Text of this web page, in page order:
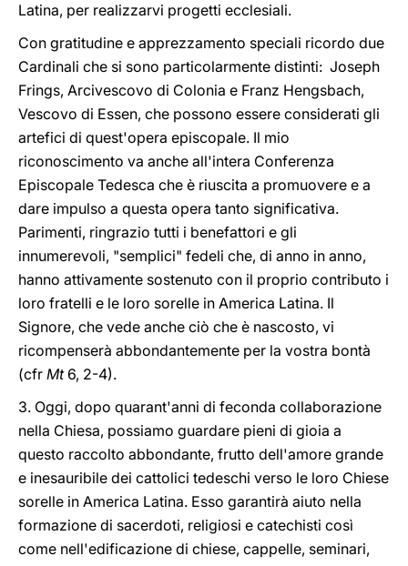
Latina, per realizzarvi progetti ecclesiali.
Con gratitudine e apprezzamento speciali ricordo due
Cardinali che si sono particolarmente distinti: Joseph
Frings, Arcivescovo di Colonia e Franz Hengsbach,
Vescovo di Essen, che possono essere considerati gli
artefici di quest'opera episcopale. Il mio
riconoscimento va anche all'intera Conferenza
Episcopale Tedesca che è riuscita a promuovere e a
dare impulso a questa opera tanto significativa.
Parimenti, ringrazio tutti i benefattori e gli
innumerevoli, "semplici" fedeli che, di anno in anno,
hanno attivamente sostenuto con il proprio contributo i
loro fratelli e le loro sorelle in America Latina. Il
Signore, che vede anche ciò che è nascosto, vi
ricompenserà abbondantemente per la vostra bontà
(cfr Mt6, 2-4).
3. Oggi, dopo quarant'anni di feconda collaborazione
nella Chiesa, possiamo guardare pieni di gioia a
questo raccolto abbondante, frutto dell'amore grande
e inesauribile dei cattolici tedeschi verso le loro Chiese
sorelle in America Latina. Esso garantirà aiuto nella
formazione di sacerdoti, religiosi e catechisti così
come nell'edificazione di chiese, cappelle, seminari,